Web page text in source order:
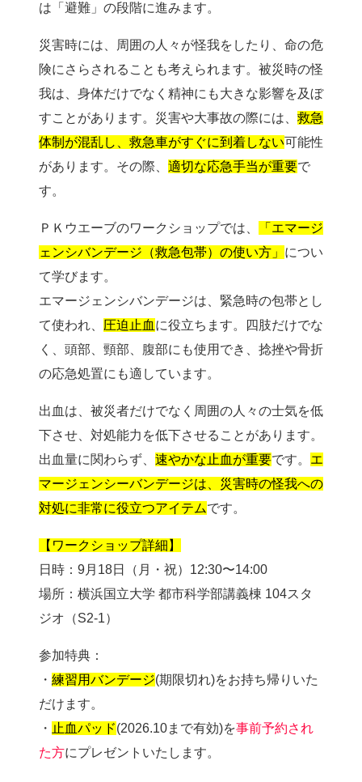
は「避難」の段階に進みます。
災害時には、周囲の人々が怪我をしたり、命の危
険にさらされることも考えられます。被災時の怪
我は、身体だけでなく精神にも大きな影響を及ぼ
すことがあります。災害や大事故の際には、 救急
体制が混乱し、救急車がすぐに到着しない可能性
があります。その際、 適切な応急手当が重要で
す。
ＰＫウエーブのワークショップでは、
「エマージ
ェンシバンデージ（救急包帯）の使い方」 につい
て学びます。
エマージェンシバンデージは、緊急時の包帯とし
て使われ、 圧迫止血 に役立ちます。四肢だけでな
く、頭部、頸部、腹部にも使用でき、捻挫や骨折
の応急処置にも適しています。
出血は、被災者だけでなく周囲の人々の士気を低
下させ、対処能力を低下させることがあります。
出血量に関わらず、 速やかな止血が重要です。 エ
マージェンシーバンデージは、災害時の怪我への
対処に非常に役立つアイテムです。
【ワークショップ詳細】
日時：9月18日（月・祝）12:30〜14:00
場所：横浜国立大学 都市科学部講義棟 104スタ
ジオ（S2-1）
参加特典：
・ 練習用バンデージ(期限切れ)をお持ち帰りいた
だけます。
・ 止血パッド(2026.10まで有効)を事前予約され
た方にプレゼントいたします。